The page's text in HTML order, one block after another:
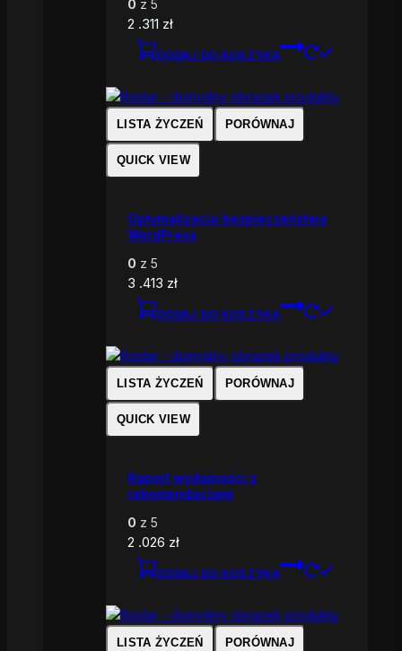
0 z 5
2 .311 zł
DODAJ DO KOSZYKA
LISTA ŻYCZEŃ PORÓWNAJ
QUICK VIEW
Optymalizacja bezpieczeństwa
WordPress
0 z 5
3 .413 zł
DODAJ DO KOSZYKA
LISTA ŻYCZEŃ PORÓWNAJ
QUICK VIEW
Raport wydajności z
rekomendacjami
0 z 5
2 .026 zł
DODAJ DO KOSZYKA
LISTA ŻYCZEŃ PORÓWNAJ